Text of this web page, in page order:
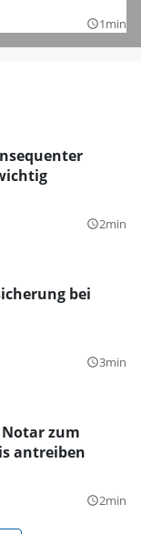
query_builder1min
query_builder2min
bei
query_builder3min
zum
antreiben
query_builder2min